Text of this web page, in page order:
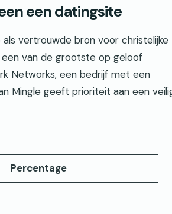
een datingsite
vertrouwde bron voor christelijke
van de grootste op geloof
Networks, een bedrijf met een
Mingle geeft prioriteit aan een
Percentage